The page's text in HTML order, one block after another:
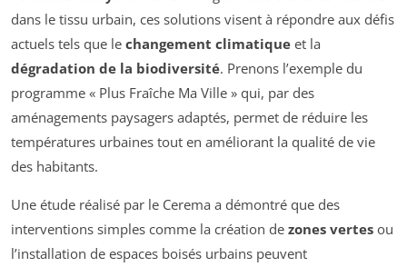
dans le tissu urbain, ces solutions visent à répondre aux défis
actuels tels que le changement climatique et la
dégradation de la biodiversité. Prenons l’exemple du
programme « Plus Fraîche Ma Ville » qui, par des
aménagements paysagers adaptés, permet de réduire les
températures urbaines tout en améliorant la qualité de vie
des habitants.
Une étude réalisé par le Cerema a démontré que des
interventions simples comme la création de zones vertes ou
l’installation de espaces boisés urbains peuvent